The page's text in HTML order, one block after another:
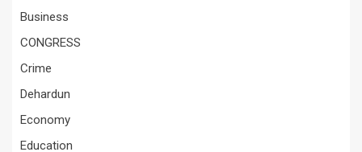
Business
CONGRESS
Crime
Dehardun
Economy
Education